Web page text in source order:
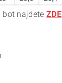
bot najdeteZDE